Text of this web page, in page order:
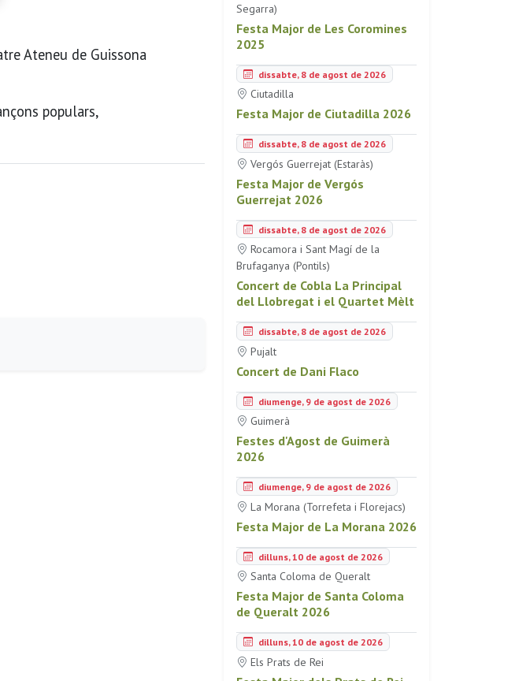
Ateneu de Guissona
populars,
Segarra)
Festa Major de Les Coromines
2025
dissabte, 8 de agost de 2026
Ciutadilla
Festa Major de Ciutadilla 2026
dissabte, 8 de agost de 2026
Vergós Guerrejat (Estaràs)
Festa Major de Vergós
Guerrejat 2026
dissabte, 8 de agost de 2026
Rocamora i Sant Magí de la
Brufaganya (Pontils)
Concert de Cobla La Principal
del Llobregat i el Quartet Mèlt
dissabte, 8 de agost de 2026
Pujalt
Concert de Dani Flaco
diumenge, 9 de agost de 2026
Guimerà
Festes d'Agost de Guimerà
2026
diumenge, 9 de agost de 2026
La Morana (Torrefeta i Florejacs)
Festa Major de La Morana 2026
dilluns, 10 de agost de 2026
Santa Coloma de Queralt
Festa Major de Santa Coloma
de Queralt 2026
dilluns, 10 de agost de 2026
Els Prats de Rei